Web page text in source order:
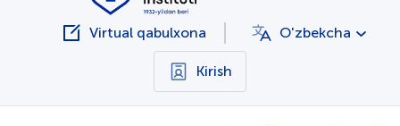
Virtual qabulxona O'zbekcha
Kirish